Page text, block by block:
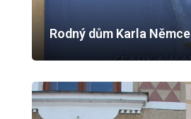
Rodný dům Karla Němce